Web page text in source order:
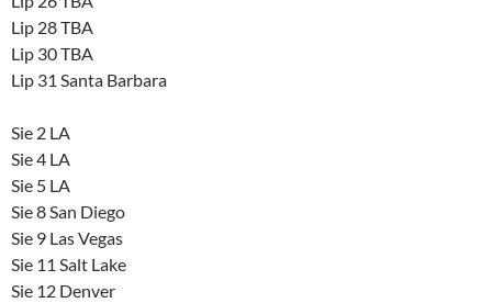
Lip 28 TBA
Lip 30 TBA
Lip 31 Santa Barbara
Sie 2 LA
Sie 4 LA
Sie 5 LA
Sie 8 San Diego
Sie 9 Las Vegas
Sie 11 Salt Lake
Sie 12 Denver